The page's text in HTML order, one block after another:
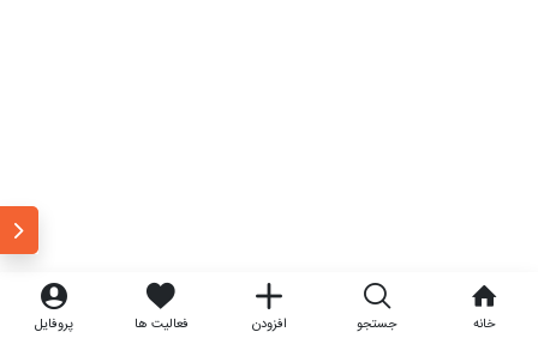
خانه جستجو افزودن فعالیت ها پروفایل